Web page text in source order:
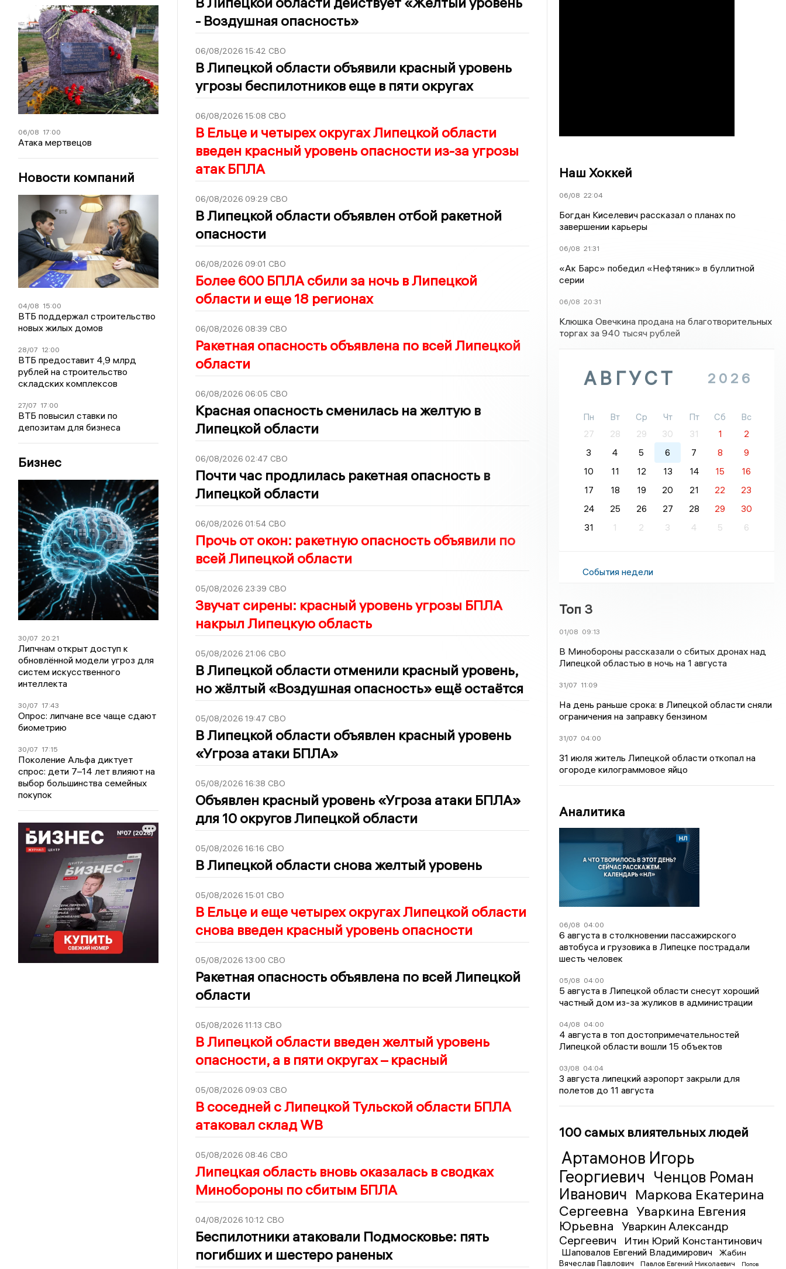
06/08 17:00
Атака мертвецов
Новости компаний
04/08 15:00
ВТБ поддержал строительство
новых жилых домов
28/07 12:00
ВТБ предоставит 4,9 млрд
рублей на строительство
складских комплексов
27/07 17:00
ВТБ повысил ставки по
депозитам для бизнеса
Бизнес
30/07 20:21
Липчнам открыт доступ к
обновлённой модели угроз для
систем искусственного
интеллекта
30/07 17:43
Опрос: липчане все чаще сдают
биометрию
30/07 17:15
Поколение Альфа диктует
спрос: дети 7–14 лет влияют на
выбор большинства семейных
покупок
- Воздушная опасность»
06/08/2026 15:42 СВО
В Липецкой области объявили красный уровень
угрозы беспилотников еще в пяти округах
06/08/2026 15:08 СВО
В Ельце и четырех округах Липецкой области
введен красный уровень опасности из-за угрозы
атак БПЛА
06/08/2026 09:29 СВО
В Липецкой области объявлен отбой ракетной
опасности
06/08/2026 09:01 СВО
Более 600 БПЛА сбили за ночь в Липецкой
области и еще 18 регионах
06/08/2026 08:39 СВО
Ракетная опасность объявлена по всей Липецкой
области
06/08/2026 06:05 СВО
Красная опасность сменилась на желтую в
Липецкой области
06/08/2026 02:47 СВО
Почти час продлилась ракетная опасность в
Липецкой области
06/08/2026 01:54 СВО
Прочь от окон: ракетную опасность объявили по
всей Липецкой области
05/08/2026 23:39 СВО
Звучат сирены: красный уровень угрозы БПЛА
накрыл Липецкую область
05/08/2026 21:06 СВО
В Липецкой области отменили красный уровень,
но жёлтый «Воздушная опасность» ещё остаётся
05/08/2026 19:47 СВО
В Липецкой области объявлен красный уровень
«Угроза атаки БПЛА»
05/08/2026 16:38 СВО
Объявлен красный уровень «Угроза атаки БПЛА»
для 10 округов Липецкой области
05/08/2026 16:16 СВО
В Липецкой области снова желтый уровень
05/08/2026 15:01 СВО
В Ельце и еще четырех округах Липецкой области
снова введен красный уровень опасности
05/08/2026 13:00 СВО
Ракетная опасность объявлена по всей Липецкой
области
05/08/2026 11:13 СВО
В Липецкой области введен желтый уровень
опасности, а в пяти округах – красный
05/08/2026 09:03 СВО
В соседней с Липецкой Тульской области БПЛА
атаковал склад WB
05/08/2026 08:46 СВО
Липецкая область вновь оказалась в сводках
Минобороны по сбитым БПЛА
04/08/2026 10:12 СВО
Беспилотники атаковали Подмосковье: пять
погибших и шестеро раненых
Наш Хоккей
06/08 22:04
Богдан Киселевич рассказал о планах по
завершении карьеры
06/08 21:31
«Ак Барс» победил «Нефтяник» в буллитной
серии
06/08 20:31
Клюшка Овечкина продана на благотворительных
торгах за 940 тысяч рублей
АВГУСТ 2026
Пн Вт Ср Чт Пт Сб
Вс
27
28 29 30 31 1
2
3
4 5 6 7 8
9
10
11 12 13 14 15
16
17
18 19 20 21 22
23
24
25 26 27 28 29
30
31
1 2 3 4 5 6
События недели
Топ 3
01/08 09:13
В Минобороны рассказали о сбитых дронах над
Липецкой областью в ночь на 1 августа
31/07 11:09
На день раньше срока: в Липецкой области сняли
ограничения на заправку бензином
31/07 04:00
31 июля житель Липецкой области откопал на
огороде килограммовое яйцо
Аналитика
06/08 04:00
6 августа в столкновении пассажирского
автобуса и грузовика в Липецке пострадали
шесть человек
05/08 04:00
5 августа в Липецкой области снесут хороший
частный дом из-за жуликов в администрации
04/08 04:00
4 августа в топ достопримечательностей
Липецкой области вошли 15 объектов
03/08 04:04
3 августа липецкий аэропорт закрыли для
полетов до 11 августа
100 самых влиятельных людей
Артамонов Игорь
Георгиевич Ченцов Роман
Иванович Маркова Екатерина
Сергеевна Уваркина Евгения
Юрьевна
Уваркин Александр
Сергеевич
Итин Юрий Константинович
Шаповалов Евгений Владимирович
Жабин
Вячеслав Павлович
Павлов Евгений Николаевич
Попов